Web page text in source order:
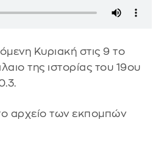
Κυριακή στις 9 το
της ιστορίας του 19ου
αρχείο των εκπομπών